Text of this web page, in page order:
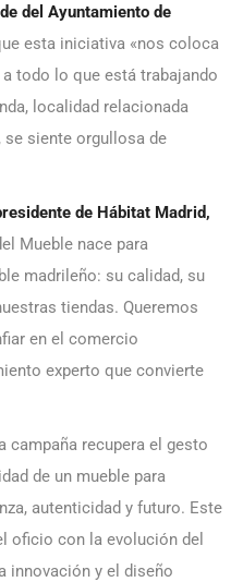
del Ayuntamiento de
esta iniciativa «nos coloca
todo lo que está trabajando
localidad relacionada
siente orgullosa de
de Hábitat Madrid,
Mueble nace para
madrileño: su calidad, su
tiendas. Queremos
en el comercio
experto que convierte
la campaña recupera el gesto
de un mueble para
autenticidad y futuro. Este
oficio con la evolución del
innovación y el diseño